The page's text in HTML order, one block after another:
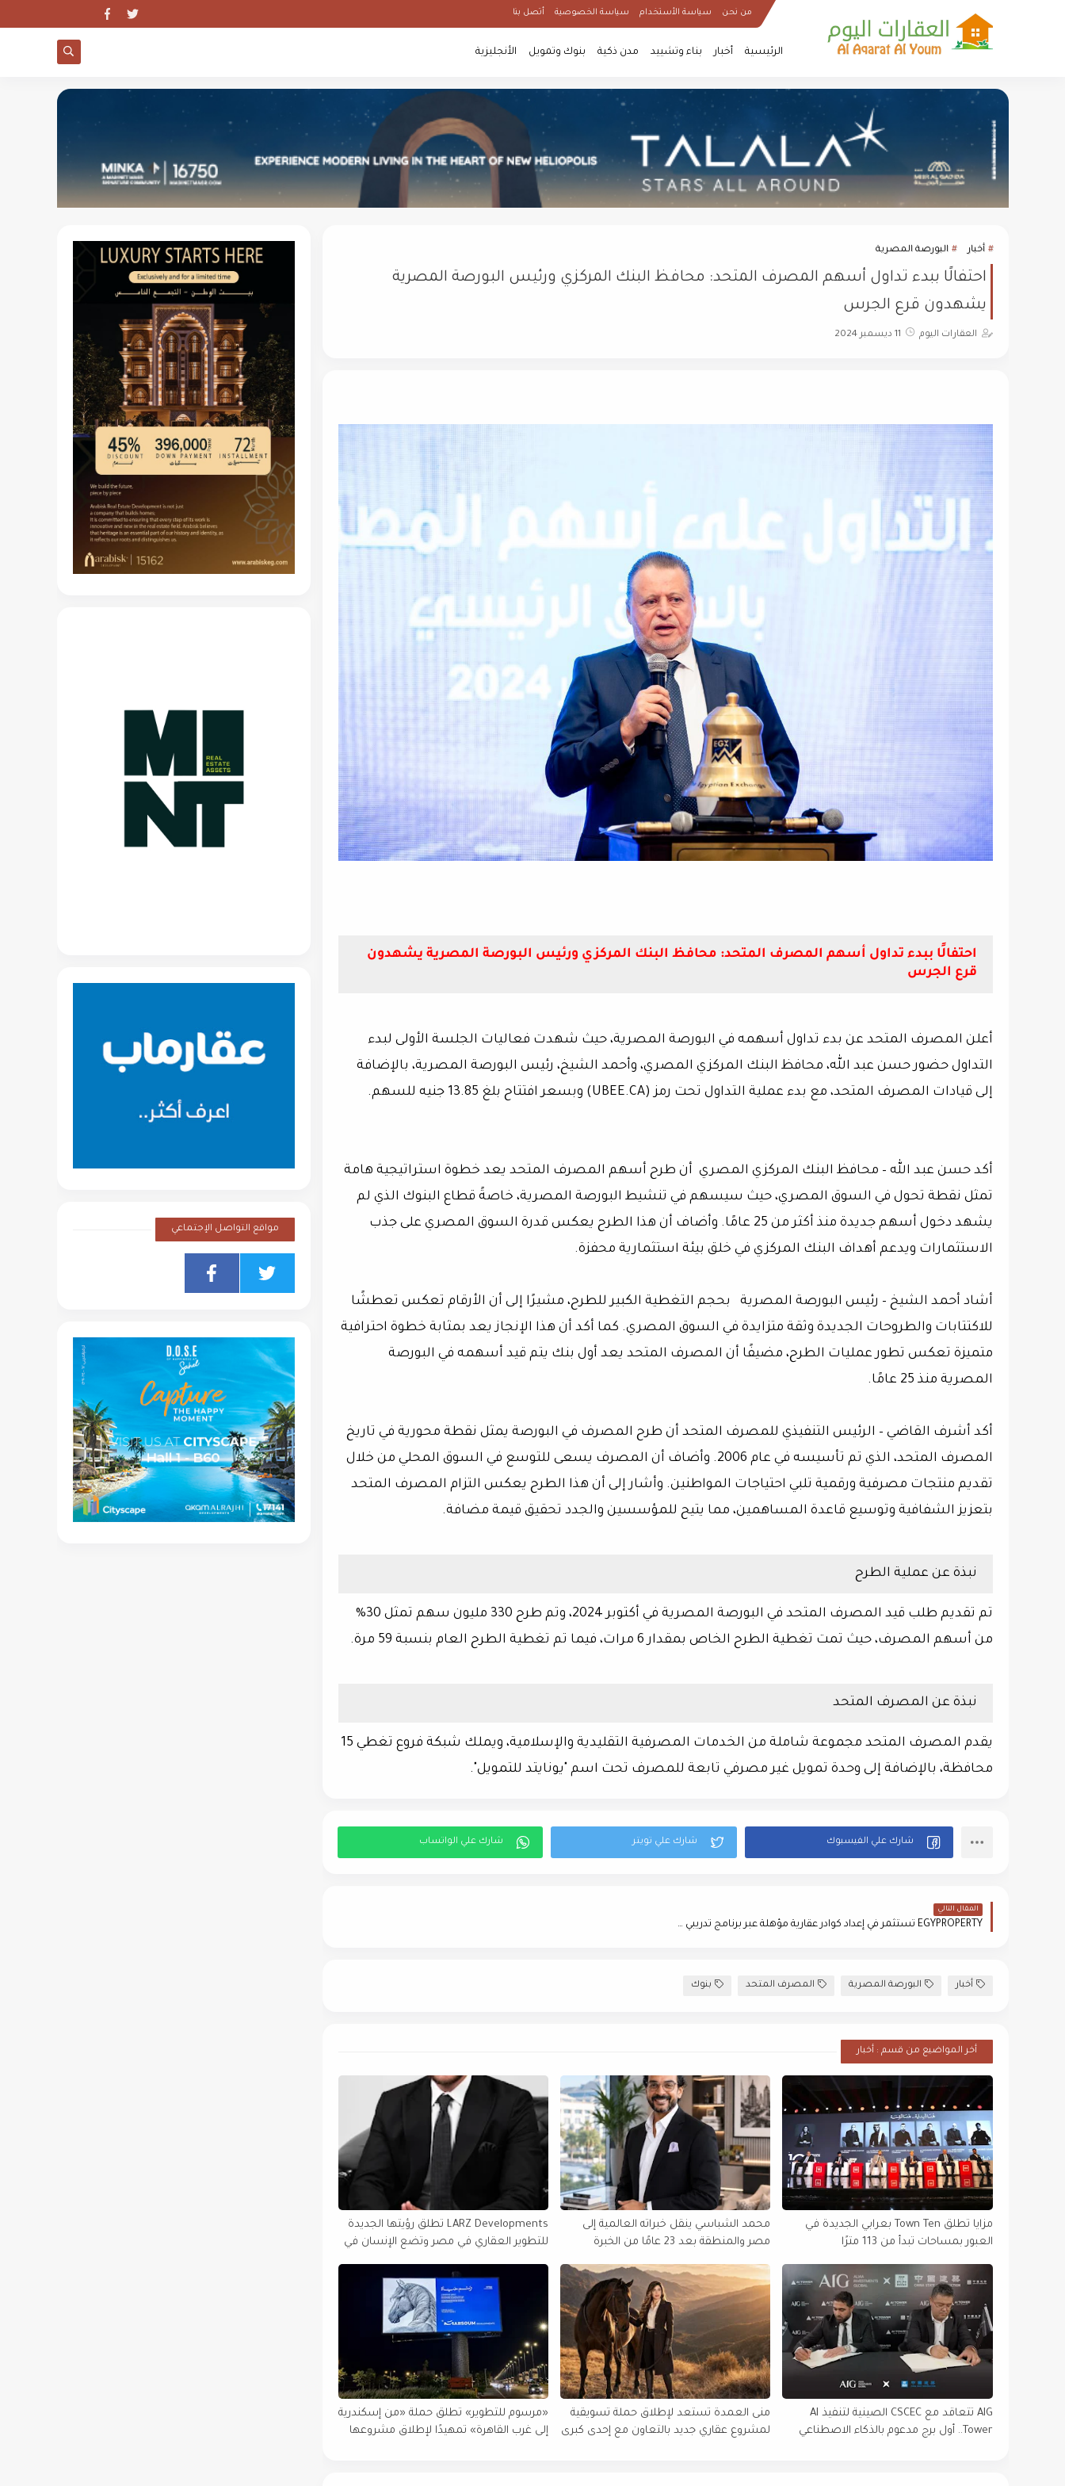
من نحن سياسة الأستخدام سياسة الخصوصية أتصل بنا
الرئيسية أخبار بناء وتشييد مدن ذكية بنوك وتمويل الأنجليزية
أخبار البورصة المصرية
احتفالًا ببدء تداول أسهم المصرف المتحد: محافظ البنك المركزي ورئيس البورصة المصرية
يشهدون قرع الجرس
العقارات اليوم 11 ديسمبر 2024
احتفالًا ببدء تداول أسهم المصرف المتحد: محافظ البنك المركزي ورئيس البورصة المصرية يشهدون
قرع الجرس
أعلن المصرف المتحد عن بدء تداول أسهمه في البورصة المصرية، حيث شهدت فعاليات الجلسة الأولى لبدء
التداول حضور حسن عبد الله، محافظ البنك المركزي المصري، وأحمد الشيخ، رئيس البورصة المصرية، بالإضافة
إلى قيادات المصرف المتحد، مع بدء عملية التداول تحت رمز (UBEE.CA) وبسعر افتتاح بلغ 13.85 جنيه للسهم.
أكد حسن عبد الله – محافظ البنك المركزي المصري أن طرح أسهم المصرف المتحد يعد خطوة استراتيجية هامة
تمثل نقطة تحول في السوق المصري، حيث سيسهم في تنشيط البورصة المصرية، خاصةً قطاع البنوك الذي لم
يشهد دخول أسهم جديدة منذ أكثر من 25 عامًا. وأضاف أن هذا الطرح يعكس قدرة السوق المصري على جذب
الاستثمارات ويدعم أهداف البنك المركزي في خلق بيئة استثمارية محفزة.
أشاد أحمد الشيخ – رئيس البورصة المصرية بحجم التغطية الكبير للطرح، مشيرًا إلى أن الأرقام تعكس تعطشًا
للاكتتابات والطروحات الجديدة وثقة متزايدة في السوق المصري. كما أكد أن هذا الإنجاز يعد بمثابة خطوة احترافية
متميزة تعكس تطور عمليات الطرح، مضيفًا أن المصرف المتحد يعد أول بنك يتم قيد أسهمه في البورصة
المصرية منذ 25 عامًا.
أكد أشرف القاضي – الرئيس التنفيذي للمصرف المتحد أن طرح المصرف في البورصة يمثل نقطة محورية في تاريخ
المصرف المتحد، الذي تم تأسيسه في عام 2006. وأضاف أن المصرف يسعى للتوسع في السوق المحلي من خلال
تقديم منتجات مصرفية ورقمية تلبي احتياجات المواطنين. وأشار إلى أن هذا الطرح يعكس التزام المصرف المتحد
بتعزيز الشفافية وتوسيع قاعدة المساهمين، مما يتيح للمؤسسين والجدد تحقيق قيمة مضافة.
نبذة عن عملية الطرح
تم تقديم طلب قيد المصرف المتحد في البورصة المصرية في أكتوبر 2024، وتم طرح 330 مليون سهم تمثل 30%
من أسهم المصرف، حيث تمت تغطية الطرح الخاص بمقدار 6 مرات، فيما تم تغطية الطرح العام بنسبة 59 مرة.
نبذة عن المصرف المتحد
يقدم المصرف المتحد مجموعة شاملة من الخدمات المصرفية التقليدية والإسلامية، ويملك شبكة فروع تغطي 15
محافظة، بالإضافة إلى وحدة تمويل غير مصرفي تابعة للمصرف تحت اسم "يونايتد للتمويل".
المقال التالي
EGYPROPERTY تستثمر في إعداد كوادر عقارية مؤهلة عبر برنامج تدريبي شامل
أخبار البورصة المصرية المصرف المتحد بنوك
أخر المواضيع من قسم : أخبار
مزايا تطلق Town Ten بعرابي الجديدة في
العبور بمساحات تبدأ من 113 مترًا
محمد الشباسي ينقل خبراته العالمية إلى
مصر والمنطقة بعد 23 عامًا من الخبرة
LARZ Developments تطلق رؤيتها الجديدة
للتطوير العقاري في مصر وتضع الإنسان في
AIG تتعاقد مع CSCEC الصينية لتنفيذ AI
Tower.. أول برج مدعوم بالذكاء الاصطناعي
منى العمدة تستعد لإطلاق حملة تسويقية
لمشروع عقاري جديد بالتعاون مع إحدى كبرى
«مرسوم للتطوير» تطلق حملة «من إسكندرية
إلى غرب القاهرة» تمهيدًا لإطلاق مشروعها
مواقع التواصل الإجتماعي